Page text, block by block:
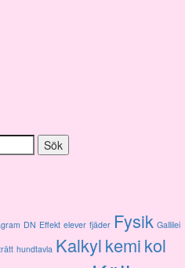
DN Effekt elever fjäder Fysik Gallilei
hundtavla Kalkylkemikol